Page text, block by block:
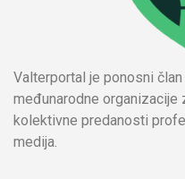
Valterportal je ponosni
međunarodne organizacije
kolektivne predanosti
medija.